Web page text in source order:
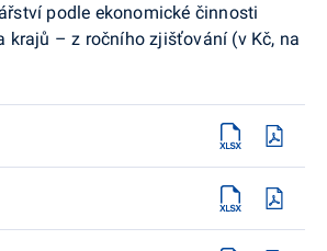
podle ekonomické činnosti
krajů – z ročního zjišťování (v Kč, na